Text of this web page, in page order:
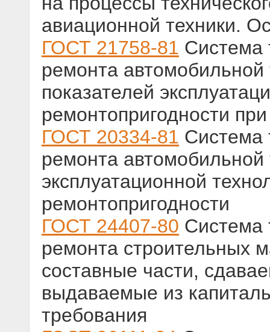
авиационной техники.
ГОСТ 21758-81 Система
ремонта
показателей
ремонтопригодности
ГОСТ 20334-81 Система
ремонта автомобильной
эксплуатационной
ремонтопригодности
ГОСТ 24407-80 Система
ремонта строительных
составные части,
выдаваемые из
требования